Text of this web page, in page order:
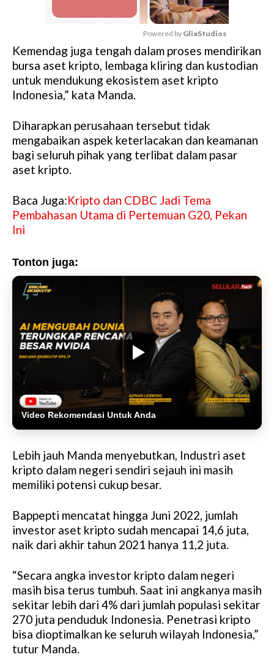
M
u
t
Powered by GliaStudios
Kemendag juga tengah dalam proses mendirikan
bursa aset kripto, lembaga kliring dan kustodian
untuk mendukung ekosistem aset kripto
Indonesia,” kata Manda.
Diharapkan perusahaan tersebut tidak
mengabaikan aspek keterlacakan dan keamanan
bagi seluruh pihak yang terlibat dalam pasar
aset kripto.
Baca Juga:Kripto dan CDBC Jadi Tema
Pembahasan Utama di Pertemuan G20, Pekan
Ini
Tonton juga:
Video Rekomendasi Untuk Anda
Lebih jauh Manda menyebutkan, Industri aset
kripto dalam negeri sendiri sejauh ini masih
memiliki potensi cukup besar.
Bappepti mencatat hingga Juni 2022, jumlah
investor aset kripto sudah mencapai 14,6 juta,
naik dari akhir tahun 2021 hanya 11,2 juta.
“Secara angka investor kripto dalam negeri
masih bisa terus tumbuh. Saat ini angkanya masih
sekitar lebih dari 4% dari jumlah populasi sekitar
270 juta penduduk Indonesia. Penetrasi kripto
bisa dioptimalkan ke seluruh wilayah Indonesia,”
tutur Manda.